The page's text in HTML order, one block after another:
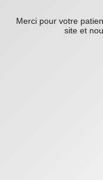
Merci pour votre
site et